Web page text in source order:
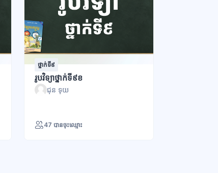
ថ្នាក់ទី៩
រូបវិទ្យាថ្នាក់ទី៩ខ
ជុន ទុយ
47 បានចុះឈ្មោះ